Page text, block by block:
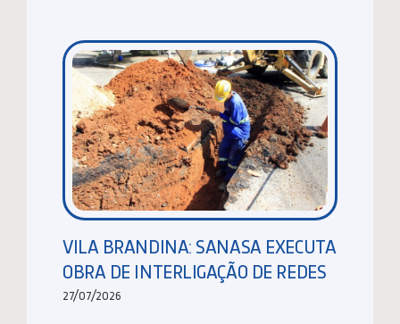
VILA BRANDINA: SANASA EXECUTA
OBRA DE INTERLIGAÇÃO DE REDES
27/07/2026